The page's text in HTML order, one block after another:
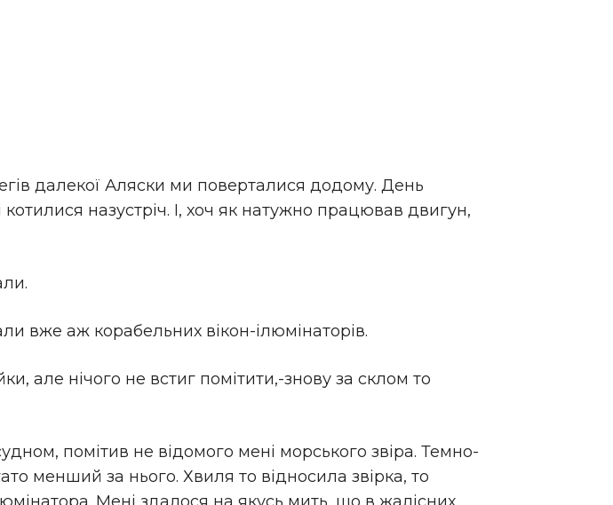
далекої Аляски ми поверталися додому. День
назустріч. І, хоч як натужно працював двигун,
вже аж корабельних вікон-ілюмінаторів.
але нічого не встиг помітити,-знову за склом то
помітив не відомого мені морського звіра. Темно-
менший за нього. Хвиля то відносила звірка, то